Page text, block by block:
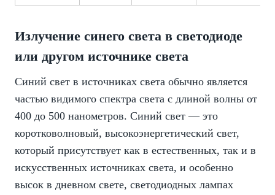
Излучение синего света в светодиоде
или другом источнике света
Синий свет в источниках света обычно является
частью видимого спектра света с длиной волны от
400 до 500 нанометров. Синий свет — это
коротковолновый, высокоэнергетический свет,
который присутствует как в естественных, так и в
искусственных источниках света, и особенно
высок в дневном свете, светодиодных лампах